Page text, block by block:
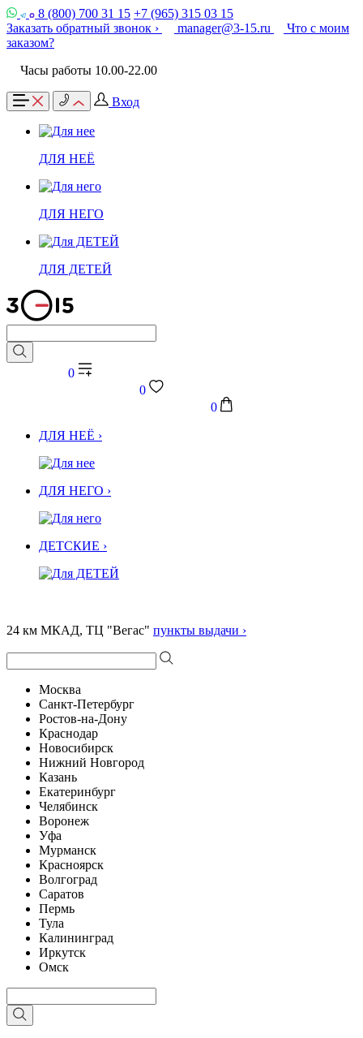
8 (800) 700 31 15 +7 (965) 315 03 15
Заказать обратный звонок ›
manager@3-15.ru
Что с моим
заказом?
Часы работы 10.00-22.00
Вход
ДЛЯ НЕЁ
ДЛЯ НЕГО
ДЛЯ ДЕТЕЙ
0
0
0
ДЛЯ НЕЁ ›
ДЛЯ НЕГО ›
ДЕТСКИЕ ›
24 км МКАД, ТЦ "Вегас" пункты выдачи ›
Москва
Санкт-Петербург
Ростов-на-Дону
Краснодар
Новосибирск
Нижний Новгород
Казань
Екатеринбург
Челябинск
Воронеж
Уфа
Мурманск
Красноярск
Волгоград
Саратов
Пермь
Тула
Калининград
Иркутск
Омск